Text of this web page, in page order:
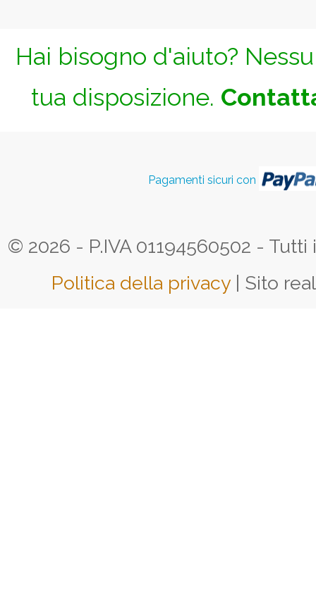
Hai bisogno d'aiuto?
tua disposizione.
Pagamenti sicuri con
© 2026 - P.IVA 01194560502 -
Politica della privacy | Sito